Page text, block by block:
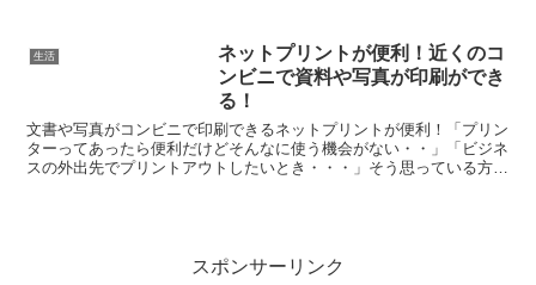
生活
ネットプリントが便利！近くのコ
ンビニで資料や写真が印刷ができ
る！
文書や写真がコンビニで印刷できるネットプリントが便利！「プリン
ターってあったら便利だけどそんなに使う機会がない・・」「ビジネ
スの外出先でプリントアウトしたいとき・・・」そう思っている方も
スポンサーリンク